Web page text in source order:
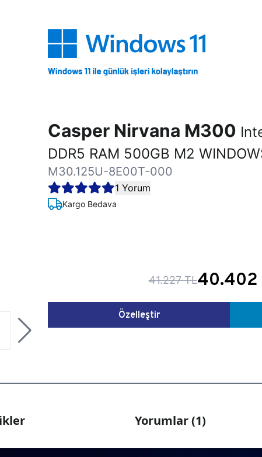
Casper Nirvana M300
DDR5 RAM 500GB M2
M30.125U-8E00T-000
1 Yorum
Kargo Bedava
41.227 TL40.402
Özelleştir
Yorumlar (1)